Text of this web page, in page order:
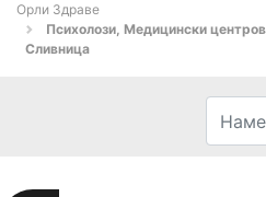
Орли Здраве
Психолози, Медицински
Сливница